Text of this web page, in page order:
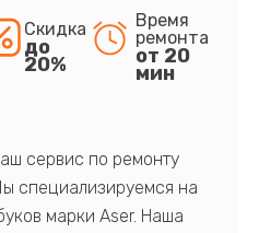
Скидка
до
20%
Время
ремонта
от 20
мин
сервис по ремонту
специализируемся на
марки Aser. Наша